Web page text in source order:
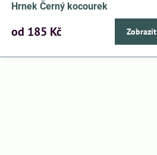
Hrnek Černý kocourek
od 185 Kč Zobrazit